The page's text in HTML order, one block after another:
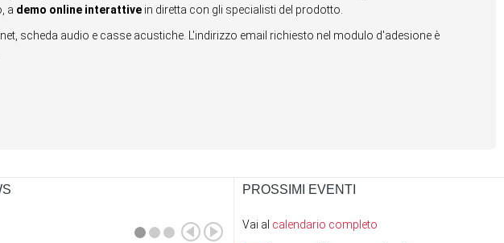
a demo online interattive in diretta con gli specialisti del prodotto.
scheda audio e casse acustiche. L'indirizzo email richiesto nel modulo d'adesione è
PROSSIMI EVENTI
Vai al calendario completo